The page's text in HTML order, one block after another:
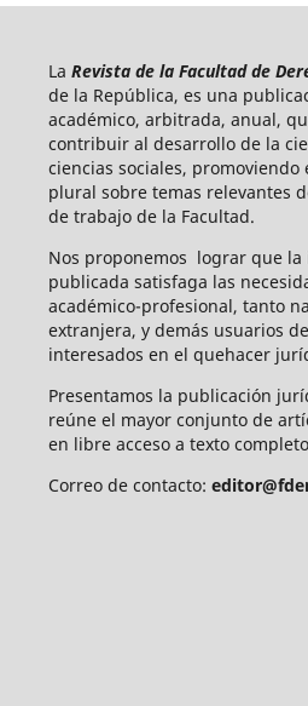
La Revista de la Facultad de
de la República, es una
académico, arbitrada, anual,
contribuir al desarrollo de la
ciencias sociales,
plural sobre temas relevantes
de trabajo de la Facultad.
Nos proponemos lograr que
publicada satisfaga las
académico-profesional, tanto
extranjera, y demás usuarios
interesados en el quehacer
Presentamos la publicación
reúne el mayor conjunto de
en libre acceso a texto
Correo de contacto: